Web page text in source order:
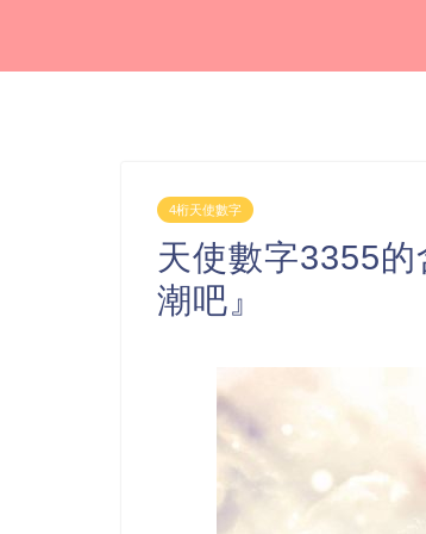
4桁天使數字
天使數字3355
潮吧』